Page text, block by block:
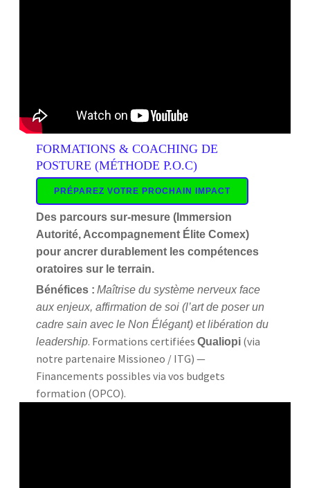
FORMATIONS & COACHING DE
POSTURE (MÉTHODE P.O.C)
PRÉPAREZ VOTRE PROCHAIN IMPACT
Des parcours sur-mesure (Immersion
Autorité, Accompagnement Élite Comex)
pour ancrer durablement les compétences
oratoires sur le terrain.
Bénéfices : Maîtrise du système nerveux face
aux enjeux, affirmation de soi (l’art de poser un
cadre sain avec le Non Élégant) et libération du
leadership. Formations certifiées Qualiopi (via
notre partenaire Missioneo / ITG) —
Financements possibles via vos budgets
formation (OPCO).